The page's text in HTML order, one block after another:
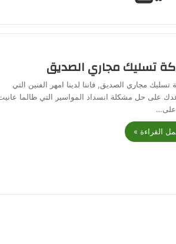
تسليك مجاري الصديق
تسليك مجاري الصديق, فاننا لدينا امهر الفنين التي
على حل مشكلة انسداد المواسير التي طالما
على…
القراءة »